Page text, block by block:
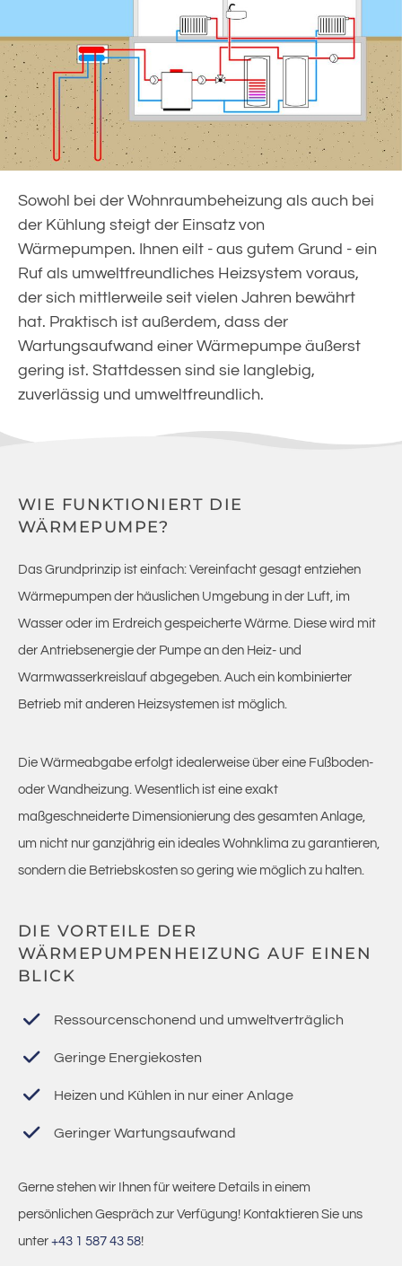
Sowohl bei der Wohnraumbeheizung als auch bei
der Kühlung steigt der Einsatz von
Wärmepumpen. Ihnen eilt - aus gutem Grund - ein
Ruf als umweltfreundliches Heizsystem voraus,
der sich mittlerweile seit vielen Jahren bewährt
hat. Praktisch ist außerdem, dass der
Wartungsaufwand einer Wärmepumpe äußerst
gering ist. Stattdessen sind sie langlebig,
zuverlässig und umweltfreundlich.
WIE FUNKTIONIERT DIE
WÄRMEPUMPE?
Das Grundprinzip ist einfach: Vereinfacht gesagt entziehen
Wärmepumpen der häuslichen Umgebung in der Luft, im
Wasser oder im Erdreich gespeicherte Wärme. Diese wird mit
der Antriebsenergie der Pumpe an den Heiz- und
Warmwasserkreislauf abgegeben. Auch ein kombinierter
Betrieb mit anderen Heizsystemen ist möglich.
Die Wärmeabgabe erfolgt idealerweise über eine Fußboden-
oder Wandheizung. Wesentlich ist eine exakt
maßgeschneiderte Dimensionierung des gesamten Anlage,
um nicht nur ganzjährig ein ideales Wohnklima zu garantieren,
sondern die Betriebskosten so gering wie möglich zu halten.
DIE VORTEILE DER
WÄRMEPUMPENHEIZUNG AUF EINEN
BLICK
Ressourcenschonend und umweltverträglich
Geringe Energiekosten
Heizen und Kühlen in nur einer Anlage
Geringer Wartungsaufwand
Gerne stehen wir Ihnen für weitere Details in einem
persönlichen Gespräch zur Verfügung! Kontaktieren Sie uns
unter +43 1 587 43 58!